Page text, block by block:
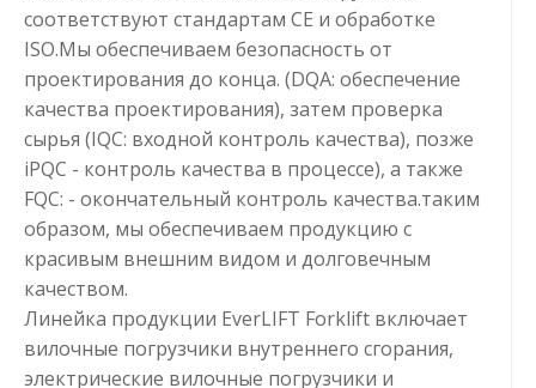
соответствуют стандартам CE и обработке
ISO.Мы обеспечиваем безопасность от
проектирования до конца. (DQA: обеспечение
качества проектирования), затем проверка
сырья (IQC: входной контроль качества), позже
iPQC - контроль качества в процессе), а также
FQC: - окончательный контроль качества.таким
образом, мы обеспечиваем продукцию с
красивым внешним видом и долговечным
качеством.
Линейка продукции EverLIFT Forklift включает
вилочные погрузчики внутреннего сгорания,
электрические вилочные погрузчики и